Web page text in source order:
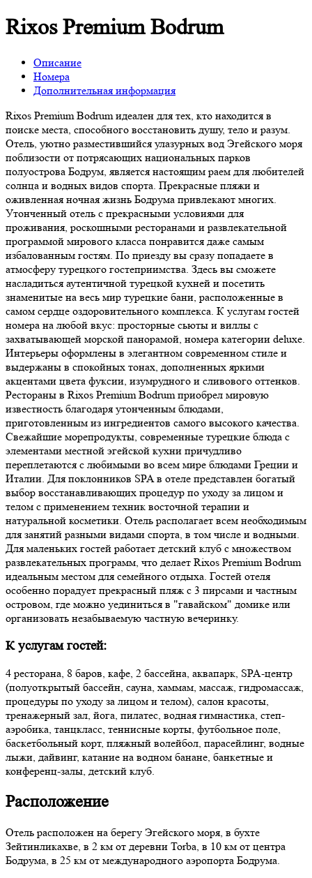
Rixos Premium Bodrum
Описание
Номера
Дополнительная информация
Rixos Premium Bodrum идеален для тех, кто находится в
поиске места, способного восстановить душу, тело и разум.
Отель, уютно разместившийся улазурных вод Эгейского моря
поблизости от потрясающих национальных парков
полуострова Бодрум, является настоящим раем для любителей
солнца и водных видов спорта. Прекрасные пляжи и
оживленная ночная жизнь Бодрума привлекают многих.
Утонченный отель с прекрасными условиями для
проживания, роскошными ресторанами и развлекательной
программой мирового класса понравится даже самым
избалованным гостям. По приезду вы сразу попадаете в
атмосферу турецкого гостеприимства. Здесь вы сможете
насладиться аутентичной турецкой кухней и посетить
знаменитые на весь мир турецкие бани, расположенные в
самом сердце оздоровительного комплекса. К услугам гостей
номера на любой вкус: просторные сьюты и виллы с
захватывающей морской панорамой, номера категории deluxe.
Интерьеры оформлены в элегантном современном стиле и
выдержаны в спокойных тонах, дополненных яркими
акцентами цвета фуксии, изумрудного и сливового оттенков.
Рестораны в Rixos Premium Bodrum приобрел мировую
известность благодаря утонченным блюдами,
приготовленным из ингредиентов самого высокого качества.
Свежайшие морепродукты, современные турецкие блюда с
элементами местной эгейской кухни причудливо
переплетаются с любимыми во всем мире блюдами Греции и
Италии. Для поклонников SPA в отеле представлен богатый
выбор восстанавливающих процедур по уходу за лицом и
телом с применением техник восточной терапии и
натуральной косметики. Отель располагает всем необходимым
для занятий разными видами спорта, в том числе и водными.
Для маленьких гостей работает детский клуб с множеством
развлекательных программ, что делает Rixos Premium Bodrum
идеальным местом для семейного отдыха. Гостей отеля
особенно порадует прекрасный пляж с 3 пирсами и частным
островом, где можно уединиться в "гавайском" домике или
организовать незабываемую частную вечеринку.
К услугам гостей:
4 ресторана, 8 баров, кафе, 2 бассейна, аквапарк, SPA-центр
(полуоткрытый бассейн, сауна, хаммам, массаж, гидромассаж,
процедуры по уходу за лицом и телом), салон красоты,
тренажерный зал, йога, пилатес, водная гимнастика, степ-
аэробика, танцкласс, теннисные корты, футбольное поле,
баскетбольный корт, пляжный волейбол, парасейлинг, водные
лыжи, дайвинг, катание на водном банане, банкетные и
конференц-залы, детский клуб.
Расположение
Отель расположен на берегу Эгейского моря, в бухте
Зейтинликахве, в 2 км от деревни Torba, в 10 км от центра
Бодрума, в 25 км от международного аэропорта Бодрума.